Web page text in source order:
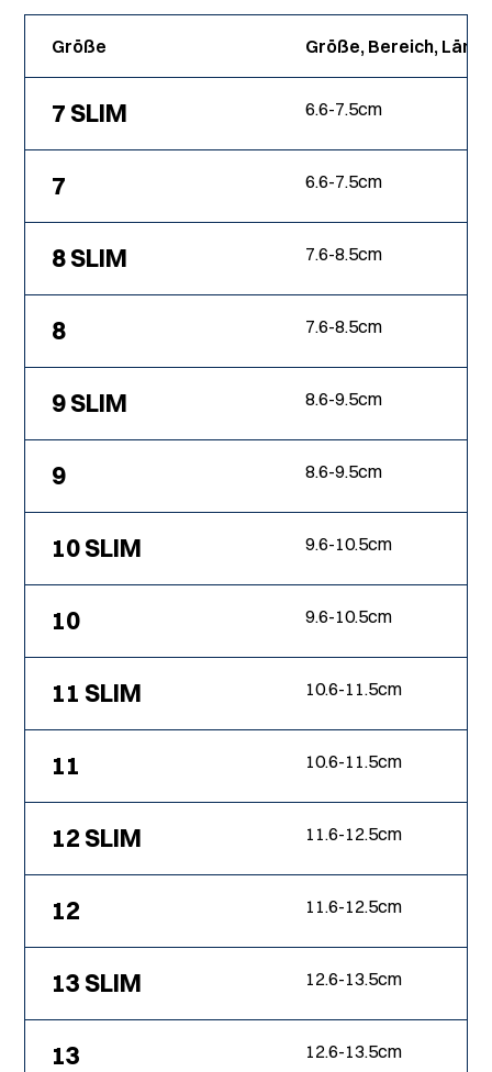
Größe Größe, Bereich,
7 SLIM 6.6-7.5cm
7 6.6-7.5cm
8 SLIM 7.6-8.5cm
8 7.6-8.5cm
9 SLIM 8.6-9.5cm
9 8.6-9.5cm
10 SLIM 9.6-10.5cm
10 9.6-10.5cm
11 SLIM 10.6-11.5cm
11 10.6-11.5cm
12 SLIM 11.6-12.5cm
12 11.6-12.5cm
13 SLIM 12.6-13.5cm
13 12.6-13.5cm